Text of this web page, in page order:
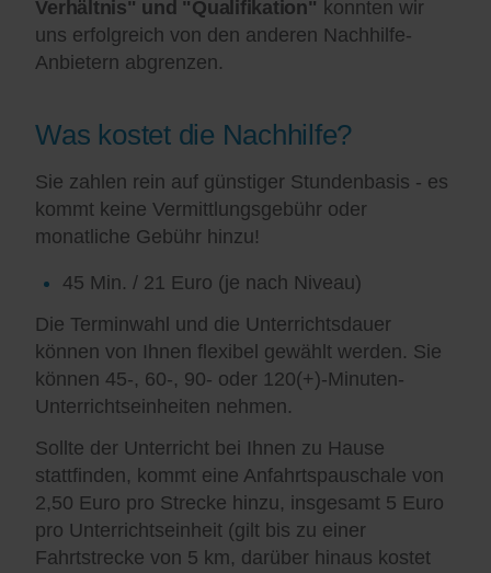
Verhältnis" und "Qualifikation" konnten wir
uns erfolgreich von den anderen Nachhilfe-
Anbietern abgrenzen.
Was kostet die Nachhilfe?
Sie zahlen rein auf günstiger Stundenbasis - es
kommt keine Vermittlungsgebühr oder
monatliche Gebühr hinzu!
45 Min. / 21 Euro (je nach Niveau)
Die Terminwahl und die Unterrichtsdauer
können von Ihnen flexibel gewählt werden. Sie
können 45-, 60-, 90- oder 120(+)-Minuten-
Unterrichtseinheiten nehmen.
Sollte der Unterricht bei Ihnen zu Hause
stattfinden, kommt eine Anfahrtspauschale von
2,50 Euro pro Strecke hinzu, insgesamt 5 Euro
pro Unterrichtseinheit (gilt bis zu einer
Fahrtstrecke von 5 km, darüber hinaus kostet